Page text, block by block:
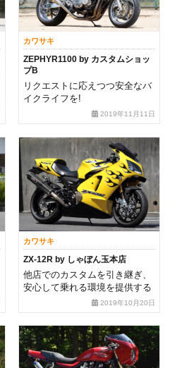
カワサキ
ZEPHYR1100 by カスタムショッ
プB
リクエストに応えつつ安全なバ
イクライフを!
2019年11月11日
カワサキ
ZX-12R by しゃぼん玉本店
他店でのカスタムを引き継ぎ、
安心して乗れる環境を提供する
2019年10月20日